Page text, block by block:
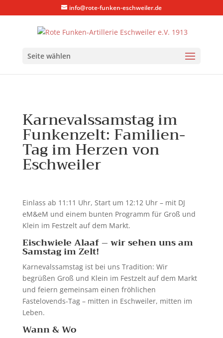
info@rote-funken-eschweiler.de
Seite wählen
Karnevalssamstag im
Funkenzelt: Familien-
Tag im Herzen von
Eschweiler
Einlass ab 11:11 Uhr, Start um 12:12 Uhr – mit DJ
eM&eM und einem bunten Programm für Groß und
Klein im Festzelt auf dem Markt.
Eischwiele Alaaf – wir sehen uns am
Samstag im Zelt!
Karnevalssamstag ist bei uns Tradition: Wir
begrüßen Groß und Klein im Festzelt auf dem Markt
und feiern gemeinsam einen fröhlichen
Fastelovends-Tag – mitten in Eschweiler, mitten im
Leben.
Wann & Wo